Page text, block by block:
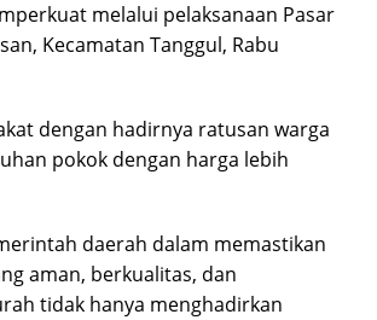
melalui pelaksanaan Pasar
Kecamatan Tanggul, Rabu
dengan hadirnya ratusan warga
pokok dengan harga lebih
daerah dalam memastikan
aman, berkualitas, dan
tidak hanya menghadirkan